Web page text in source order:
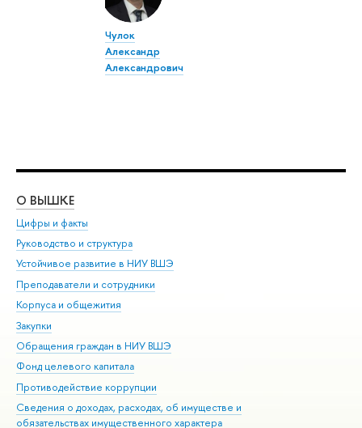
Чулок
Александр
Александрович
О ВЫШКЕ
Цифры и факты
Руководство и структура
Устойчивое развитие в НИУ ВШЭ
Преподаватели и сотрудники
Корпуса и общежития
Закупки
Обращения граждан в НИУ ВШЭ
Фонд целевого капитала
Противодействие коррупции
Сведения о доходах, расходах, об имуществе и
обязательствах имущественного характера